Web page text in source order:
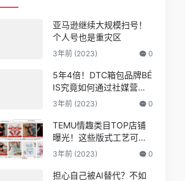
亚马逊继续大规模扫号！
个人号也是重灾区
3年前 (2023) 0
5年4倍！DTC箱包品牌BÉ
IS究竟如何通过社媒营销
收获逆势上涨！
3年前 (2023) 0
TEMU情趣类目TOP店铺
曝光！这些版式工艺可能
爆
3年前 (2023) 0
担心自己被AI替代？不如